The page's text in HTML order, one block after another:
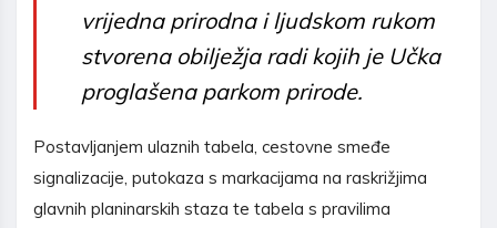
vrijedna prirodna i ljudskom rukom
stvorena obilježja radi kojih je Učka
proglašena parkom prirode.
Postavljanjem ulaznih tabela, cestovne smeđe
signalizacije, putokaza s markacijama na raskrižjima
glavnih planinarskih staza te tabela s pravilima